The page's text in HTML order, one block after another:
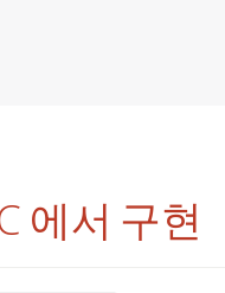
에서 구현